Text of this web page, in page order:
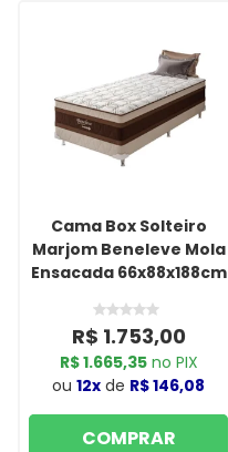
Cama Box Solteiro
Marjom Beneleve Mola
Ensacada 66x88x188cm
R$ 1.753,00
R$ 1.665,35no PIX
ou 12x de R$ 146,08
COMPRAR